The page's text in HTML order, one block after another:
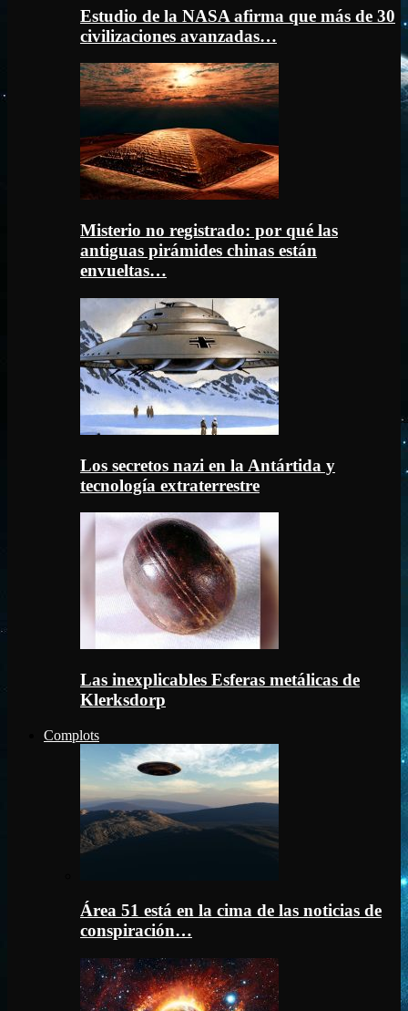
Estudio de la NASA afirma que más de 30
civilizaciones avanzadas…
Misterio no registrado: por qué las
antiguas pirámides chinas están
envueltas…
Los secretos nazi en la Antártida y
tecnología extraterrestre
Las inexplicables Esferas metálicas de
Klerksdorp
Complots
Área 51 está en la cima de las noticias de
conspiración…